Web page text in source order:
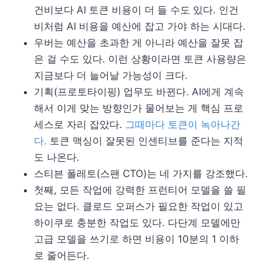
건비보다 AI 토큰 비용이 더 들 수도 있다. 인건
비처럼 AI 비용을 예산에 잡고 가야 하는 시대다.
우버는 예산을 초과한 게 아니라 예산을 잘못 잡
은 걸 수도 있다. 이런 상황이라면 토큰 사용량은
지금보다 더 늘어날 가능성이 크다.
기획(프로토타이핑) 업무도 바뀐다. AI에게 계속
해서 이게 맞는 방향인가 물어보는 게 핵심 프로
세스로 자리 잡았다. 그때마다 토큰이 녹아나간
다. 토큰 맥싱이 잘못된 인센티브를 준다는 지적
도 나온다.
스티븐 폴레토(스팬 CTO)는 네 가지를 강조했다.
첫째, 모든 작업에 강력한 프런티어 모델을 쓸 필
요는 없다. 클로드 오퍼스가 필요한 작업이 있고
하이쿠로 충분한 작업도 있다. 다단계 모델에만
고급 모델을 쓰기로 하면 비용이 10분의 1 이하
로 줄어든다.